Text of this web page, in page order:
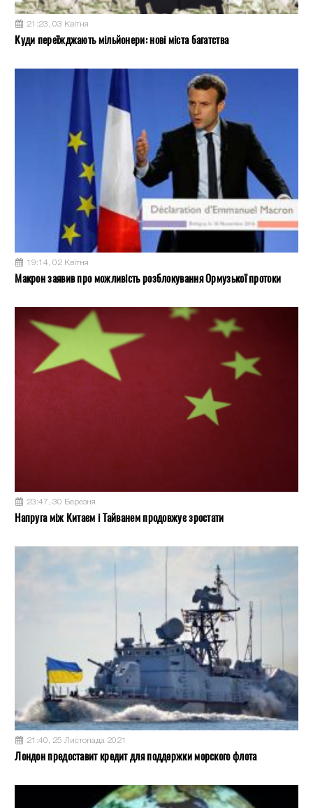
21:23, 03 Квітня
Куди переїжджають мільйонери: нові міста багатства
19:14, 02 Квітня
Макрон заявив про можливість розблокування Ормузької протоки
23:47, 30 Березня
Напруга між Китаєм і Тайванем продовжує зростати
21:40, 25 Листопада 2021
Лондон предоставит кредит для поддержки морского флота